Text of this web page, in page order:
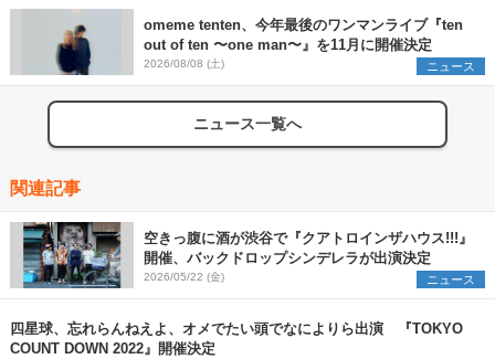
omeme tenten、今年最後のワンマンライブ『ten
out of ten 〜one man〜』を11月に開催決定
2026/08/08 (土) ニュース
ニュース一覧へ
関連記事
空きっ腹に酒が渋谷で『クアトロインザハウス!!!』
開催、バックドロップシンデレラが出演決定
2026/05/22 (金) ニュース
四星球、忘れらんねえよ、オメでたい頭でなによりら出演 『TOKYO
COUNT DOWN 2022』開催決定